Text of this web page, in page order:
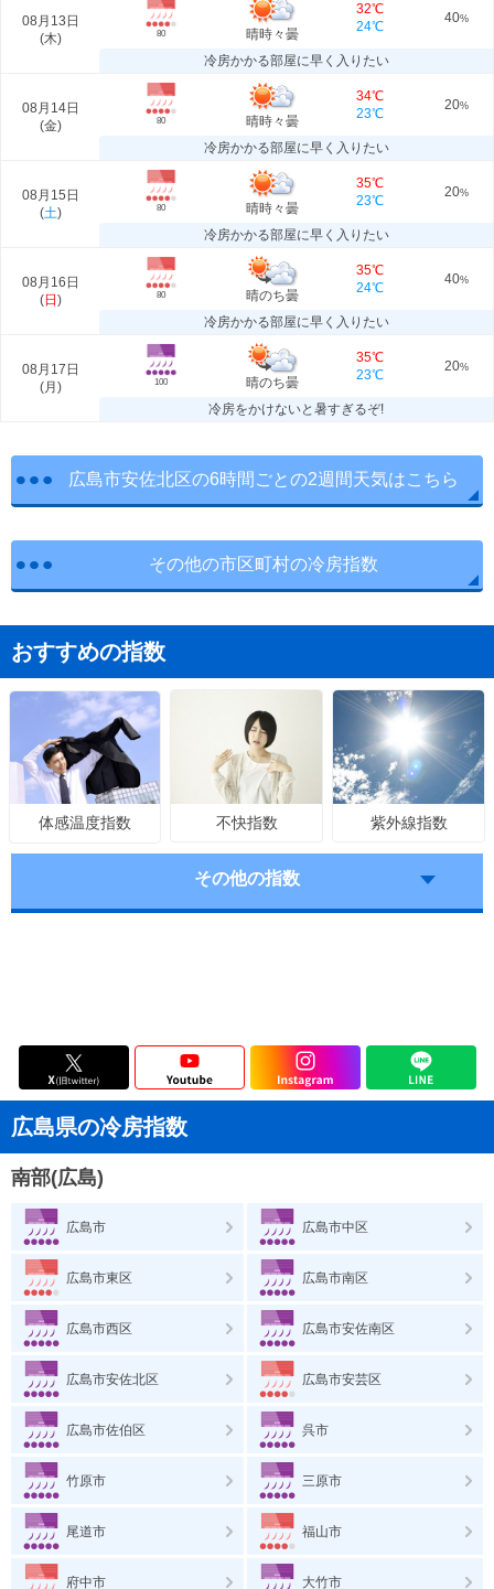
08月13日
(木) 80 晴時々曇
32℃
24℃
40%
冷房かかる部屋に早く入りたい
08月14日
(金) 80 晴時々曇
34℃
23℃
20%
冷房かかる部屋に早く入りたい
08月15日
(土) 80 晴時々曇
35℃
23℃
20%
冷房かかる部屋に早く入りたい
08月16日
(日 ) 80 晴のち曇
35℃
24℃
40%
冷房かかる部屋に早く入りたい
08月17日
(月 ) 100 晴のち曇
35℃
23℃
20%
冷房をかけないと暑すぎるぞ!
広島市安佐北区の6時間ごとの2週間天気はこちら
その他の市区町村の冷房指数
おすすめの指数
体感温度指数 不快指数 紫外線指数
その他の指数
広島県の冷房指数
南部(広島)
広島市 広島市中区
広島市東区 広島市南区
広島市西区 広島市安佐南区
広島市安佐北区 広島市安芸区
広島市佐伯区 呉市
竹原市 三原市
尾道市 福山市
府中市 大竹市